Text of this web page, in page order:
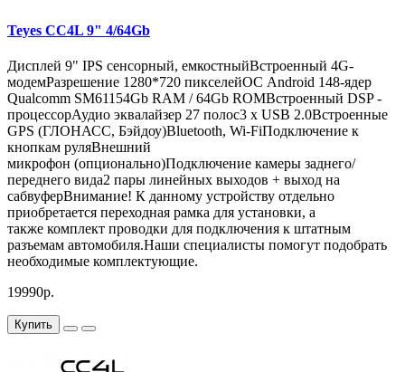
Teyes CC4L 9" 4/64Gb
Дисплей 9" IPS сенсорный, емкостныйВстроенный 4G-
модемРазрешение 1280*720 пикселейОС Android 148-ядер
Qualcomm SM61154Gb RAM / 64Gb ROMВстроенный DSP -
процессорАудио эквалайзер 27 полос3 x USB 2.0Встроенныe
GPS (ГЛОНАСС, Бэйдоу)Bluetooth, Wi-FiПодключение к
кнопкам руляВнешний
микрофон (опционально)Подключение камеры заднего/
переднего вида2 пары линейных выходов + выход на
сабвуферВнимание! К данному устройству отдельно
приобретается переходная рамка для установки, а
также комплект проводки для подключения к штатным
разъемам автомобиля.Наши специалисты помогут подобрать
необходимые комплектующие.
19990р.
Купить